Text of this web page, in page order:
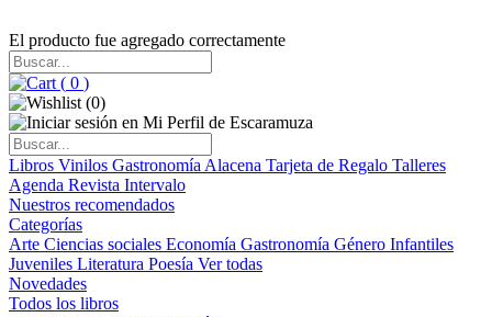
El producto fue agregado correctamente
( 0 )
(0)
Libros Vinilos Gastronomía Alacena Tarjeta de Regalo Talleres
Agenda Revista Intervalo
Nuestros recomendados
Categorías
Arte Ciencias sociales Economía Gastronomía Género Infantiles
Juveniles Literatura Poesía Ver todas
Novedades
Todos los libros